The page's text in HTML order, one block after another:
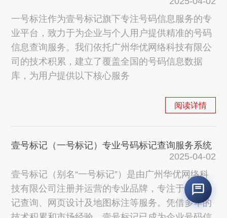
一号标注作为壹号标记旗下专注号码信息服务的专
业平台，致力于为企业与个人用户提供精准的号码
信息查询服务。我们依托广州华优网络科技有限公
司的技术积累，建立了覆盖全国的号码信息数据
库，为用户提供以下核心服务
阅读详情
壹号标记（一号标记）专业号码标记查询服务系统
2025-04-02
壹号标记（别名“一号标记”）是由广州华优网络科
技有限公司注册并运营的专业品牌，专注于号码标
记查询、网页设计及地图标注等服务。凭借多年的